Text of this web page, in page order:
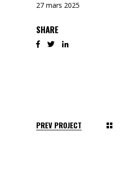
27 mars 2025
SHARE
PREV PROJECT